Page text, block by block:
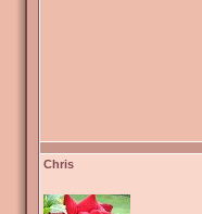
Chris